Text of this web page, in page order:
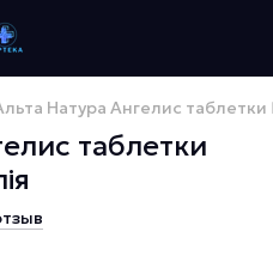
Натура Ангелис таблетки
таблетки